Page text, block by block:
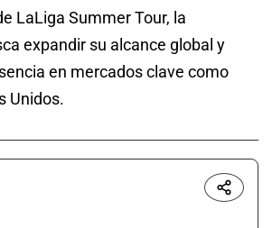
LaLiga Summer Tour, la
expandir su alcance global y
en mercados clave como
Unidos.